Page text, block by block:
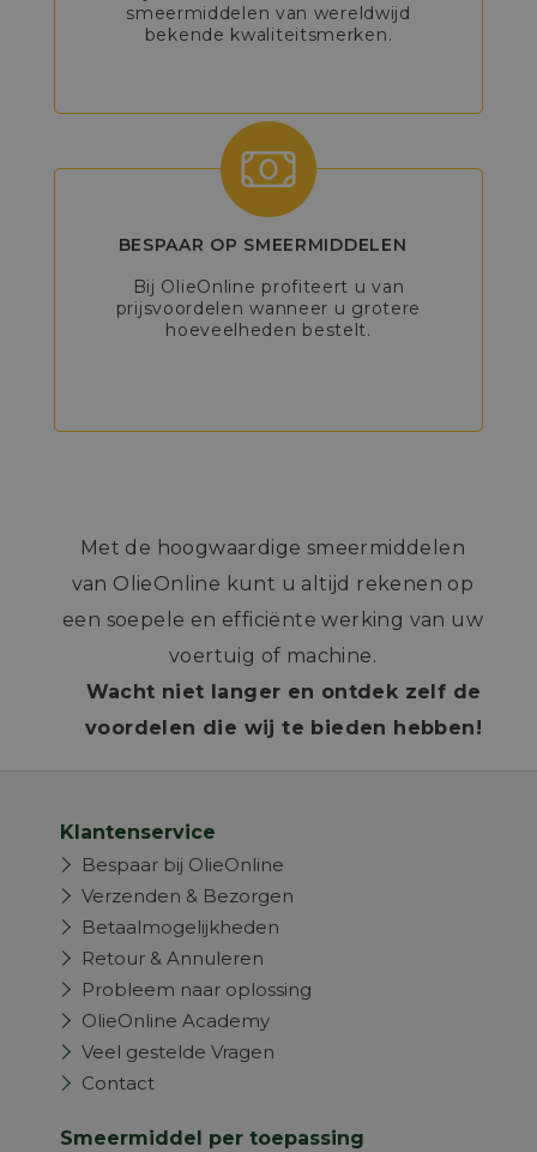
smeermiddelen van wereldwijd
bekende kwaliteitsmerken.
BESPAAR OP SMEERMIDDELEN
Bij OlieOnline profiteert u van
prijsvoordelen wanneer u grotere
hoeveelheden bestelt.
Met de hoogwaardige smeermiddelen
van OlieOnline kunt u altijd rekenen op
een soepele en efficiënte werking van uw
voertuig of machine.
Wacht niet langer en ontdek zelf de
voordelen die wij te bieden hebben!
Klantenservice
Bespaar bij OlieOnline
Verzenden & Bezorgen
Betaalmogelijkheden
Retour & Annuleren
Probleem naar oplossing
OlieOnline Academy
Veel gestelde Vragen
Contact
Smeermiddel per toepassing